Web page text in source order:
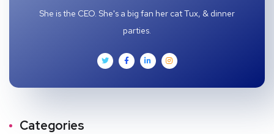
She is the CEO. She's a big fan her cat Tux, & dinner
parties.
Categories